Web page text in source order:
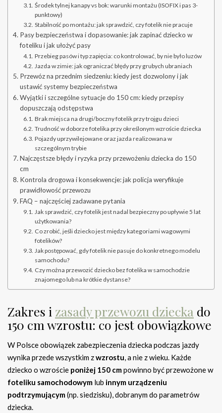
Środek tylnej kanapy vs bok: warunki montażu (ISOFIX i pas 3-
punktowy)
Stabilność po montażu: jak sprawdzić, czy fotelik nie pracuje
Pasy bezpieczeństwa i dopasowanie: jak zapinać dziecko w
foteliku i jak ułożyć pasy
Przebieg pasów i typ zapięcia: co kontrolować, by nie było luzów
Jazda w zimie: jak ograniczać błędy przy grubych ubraniach
Przewóz na przednim siedzeniu: kiedy jest dozwolony i jak
ustawić systemy bezpieczeństwa
Wyjątki i szczególne sytuacje do 150 cm: kiedy przepisy
dopuszczają odstępstwa
Brak miejsca na drugi/boczny fotelik przy trojgu dzieci
Trudność w doborze fotelika przy określonym wzroście dziecka
Pojazdy uprzywilejowane oraz jazda realizowana w
szczególnym trybie
Najczęstsze błędy i ryzyka przy przewożeniu dziecka do 150
cm
Kontrola drogowa i konsekwencje: jak policja weryfikuje
prawidłowość przewozu
FAQ – najczęściej zadawane pytania
Jak sprawdzić, czy fotelik jest nadal bezpieczny po upływie 5 lat
użytkowania?
Co zrobić, jeśli dziecko jest między kategoriami wagowymi
fotelików?
Jak postępować, gdy fotelik nie pasuje do konkretnego modelu
samochodu?
Czy można przewozić dziecko bez fotelika w samochodzie
znajomego lub na krótkie dystanse?
Zakres i zasady przewozu dziecka do
150 cm wzrostu: co jest obowiązkowe
W Polsce obowiązek zabezpieczenia dziecka podczas jazdy
wynika przede wszystkim zwzrostu, a nie z wieku. Każde
dziecko o wzroście poniżej 150 cmpowinno być przewożone w
foteliku samochodowym lub innym urządzeniu
podtrzymującym(np. siedzisku), dobranym do parametrów
dziecka.